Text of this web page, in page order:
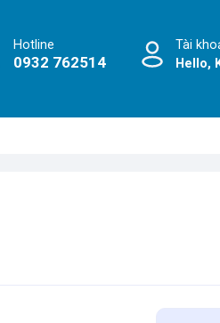
Hotline
0932 762514
Tài
Hello,